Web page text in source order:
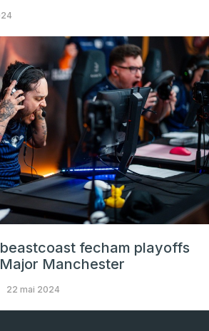
beastcoast fecham playoffs
Manchester
22 mai 2024